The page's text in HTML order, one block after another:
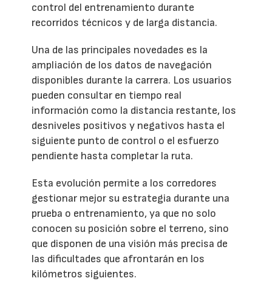
control del entrenamiento durante
recorridos técnicos y de larga distancia.
Una de las principales novedades es la
ampliación de los datos de navegación
disponibles durante la carrera. Los usuarios
pueden consultar en tiempo real
información como la distancia restante, los
desniveles positivos y negativos hasta el
siguiente punto de control o el esfuerzo
pendiente hasta completar la ruta.
Esta evolución permite a los corredores
gestionar mejor su estrategia durante una
prueba o entrenamiento, ya que no solo
conocen su posición sobre el terreno, sino
que disponen de una visión más precisa de
las dificultades que afrontarán en los
kilómetros siguientes.